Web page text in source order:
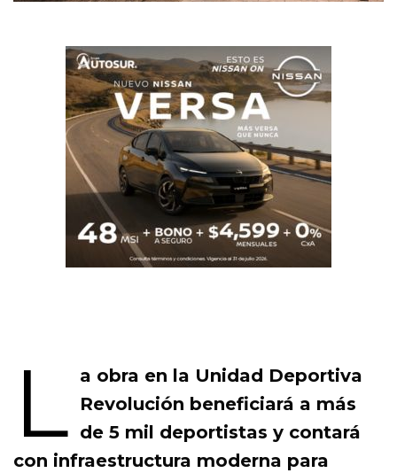
L a obra en la Unidad Deportiva
Revolución beneficiará a más
de 5 mil deportistas y contará
con infraestructura moderna para